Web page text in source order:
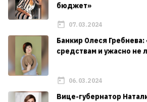
бюджет»
07.03.2024
Банкир Олеся Гребнева:
средствам и ужасно не
06.03.2024
Вице-губернатор